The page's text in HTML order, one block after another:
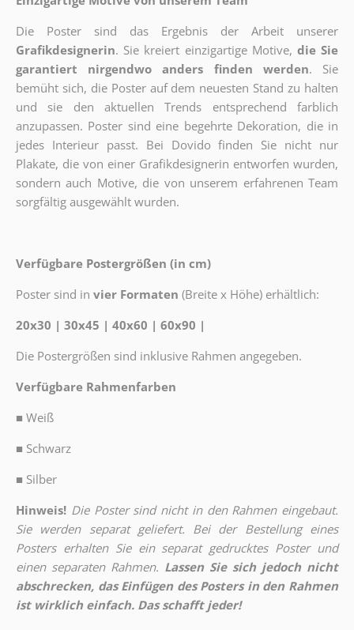
Die Poster sind das Ergebnis der Arbeit unserer
Grafikdesignerin. Sie kreiert einzigartige Motive, die Sie
garantiert nirgendwo anders finden werden. Sie
bemüht sich, die Poster auf dem neuesten Stand zu halten
und sie den aktuellen Trends entsprechend farblich
anzupassen. Poster sind eine begehrte Dekoration, die in
jedes Interieur passt. Bei Dovido finden Sie nicht nur
Plakate, die von einer Grafikdesignerin entworfen wurden,
sondern auch Motive, die von unserem erfahrenen Team
sorgfältig ausgewählt wurden.
Verfügbare Postergrößen (in cm)
Poster sind in vier Formaten (Breite x Höhe) erhältlich:
20x30 | 30x45 | 40x60 | 60x90 |
Die Postergrößen sind inklusive Rahmen angegeben.
Verfügbare Rahmenfarben
■ Weiß
■ Schwarz
■ Silber
Hinweis! Die Poster sind nicht in den Rahmen eingebaut.
Sie werden separat geliefert. Bei der Bestellung eines
Posters erhalten Sie ein separat gedrucktes Poster und
einen separaten Rahmen. Lassen Sie sich jedoch nicht
abschrecken, das Einfügen des Posters in den Rahmen
ist wirklich einfach. Das schafft jeder!